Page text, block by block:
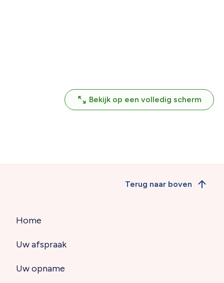
Bekijk op een volledig scherm
(footer)
Home
Uw afspraak
Uw opname
Terug naar boven